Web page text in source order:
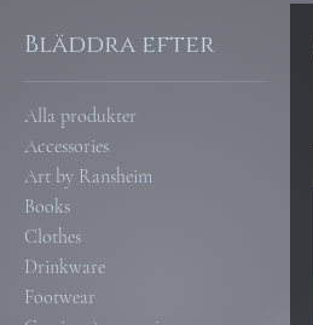
Bläddra efter
Alla produkter
Accessories
Art by Ransheim
Books
Clothes
Drinkware
Footwear